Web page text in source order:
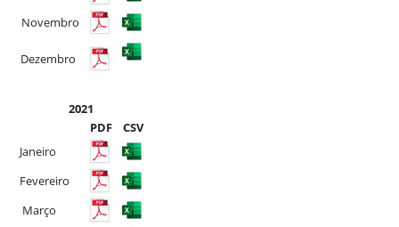
Novembro
Dezembro
2021
PDF
CSV
Janeiro
Fevereiro
Março